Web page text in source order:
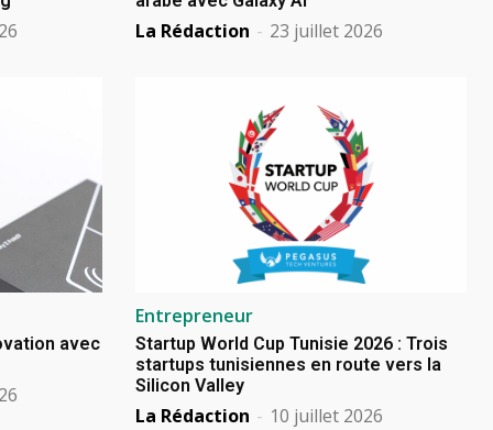
La Rédaction - 23 juillet 2026
avec
Entrepreneur
Startup World Cup Tunisie 2026 : Trois
startups tunisiennes en route vers la
Silicon Valley
La Rédaction - 10 juillet 2026